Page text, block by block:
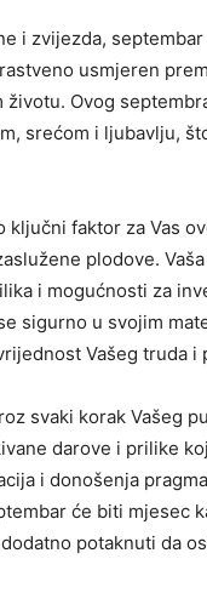
i zvijezda,
usmjeren
Ovog
srećom i ljubavlju,
ključni faktor za Vas
plodove.
i mogućnosti za
sigurno u svojim
Vašeg truda i
svaki korak Vašeg
darove i prilike
i donošenja
će biti mjesec
potaknuti da